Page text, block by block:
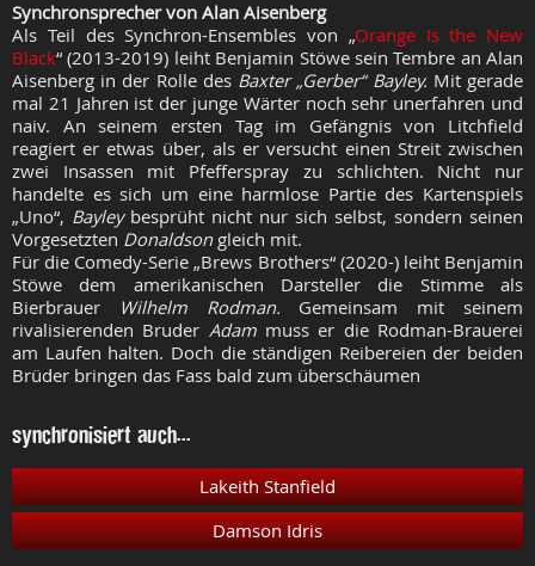
Synchronsprecher von Alan Aisenberg
Als Teil des Synchron-Ensembles von „Orange Is the New
Black“ (2013-2019) leiht Benjamin Stöwe sein Tembre an Alan
Aisenberg in der Rolle des Baxter „Gerber“ Bayley. Mit gerade
mal 21 Jahren ist der junge Wärter noch sehr unerfahren und
naiv. An seinem ersten Tag im Gefängnis von Litchfield
reagiert er etwas über, als er versucht einen Streit zwischen
zwei Insassen mit Pfefferspray zu schlichten. Nicht nur
handelte es sich um eine harmlose Partie des Kartenspiels
„Uno“, Bayleybesprüht nicht nur sich selbst, sondern seinen
Vorgesetzten Donaldson gleich mit.
Für die Comedy-Serie „Brews Brothers“ (2020-) leiht Benjamin
Stöwe dem amerikanischen Darsteller die Stimme als
Bierbrauer
Wilhelm Rodman. Gemeinsam mit seinem
rivalisierenden Bruder Adammuss er die Rodman-Brauerei
am Laufen halten. Doch die ständigen Reibereien der beiden
Brüder bringen das Fass bald zum überschäumen
synchronisiert auch...
Lakeith Stanfield
Damson Idris